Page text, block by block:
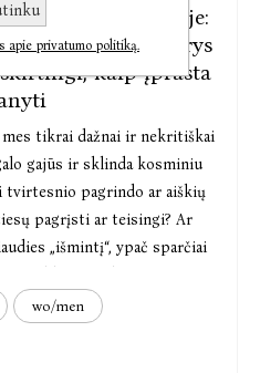
akiratyje:
apie tai, ar moterys
kaip įprasta
tikrai dažnai ir nekritiškai
gajūs ir sklinda kosminiu
tvirtesnio pagrindo ar aiškių
pagrįsti ar teisingi? Ar
„išmintį“, ypač sparčiai
wo/men
apie privatumo politiką.